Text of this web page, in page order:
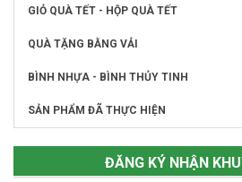
GIỎ QUÀ TẾT - HỘP QUÀ TẾT
QUÀ TẶNG BẰNG VẢI
BÌNH NHỰA - BÌNH THỦY TINH
SẢN PHẨM ĐÃ THỰC HIỆN
ĐĂNG KÝ NHẬN